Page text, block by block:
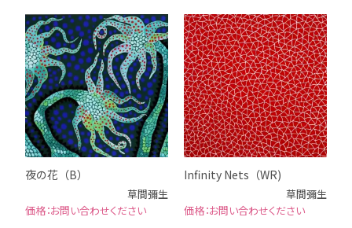
夜の花（B）
草間彌生
お問い合わせください
Infinity Nets（WR)
草間彌生
お問い合わせください